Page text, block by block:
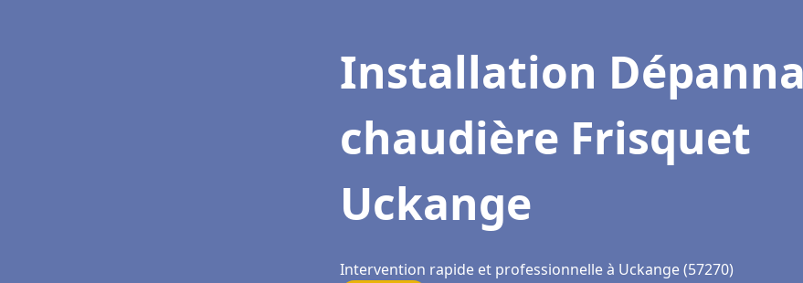
Installation
chaudière Frisquet
Uckange
Intervention rapide et professionnelle à Uckange (57270)